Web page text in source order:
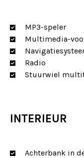
MP3-speler
Multimedia-
Radio
Stuurwiel
INTERIEUR
Achterbank in